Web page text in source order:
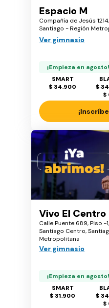
Espacio M
Compañía de Jesús
Santiago - Región
Ver gimnasio
¡Empieza en
SMART
$ 34.900
$
$
Vivo El Centro
Calle Puente 689, Piso -
Santiago Centro,
Metropolitana
Ver gimnasio
¡Empieza en
SMART
$ 31.900
$
$